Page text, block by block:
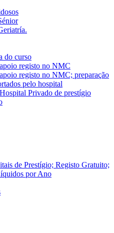
do curso
registo no NMC
registo no NMC; preparação
pelo hospital
Privado de prestígio
de Prestígio; Registo Gratuito;
por Ano